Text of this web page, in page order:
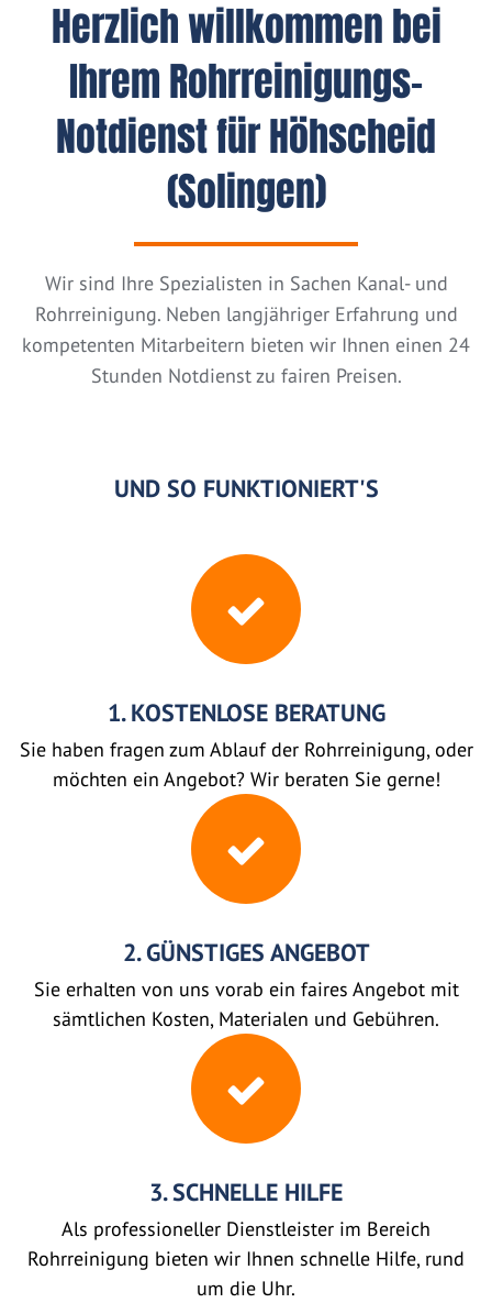
Herzlich willkommen bei
Ihrem Rohrreinigungs-
Notdienst für Höhscheid
(Solingen)
Wir sind Ihre Spezialisten in Sachen Kanal- und
Rohrreinigung. Neben langjähriger Erfahrung und
kompetenten Mitarbeitern bieten wir Ihnen einen 24
Stunden Notdienst zu fairen Preisen.
UND SO FUNKTIONIERT'S
1. KOSTENLOSE BERATUNG
Sie haben fragen zum Ablauf der Rohrreinigung, oder
möchten ein Angebot? Wir beraten Sie gerne!
2. GÜNSTIGES ANGEBOT
Sie erhalten von uns vorab ein faires Angebot mit
sämtlichen Kosten, Materialen und Gebühren.
3. SCHNELLE HILFE
Als professioneller Dienstleister im Bereich
Rohrreinigung bieten wir Ihnen schnelle Hilfe, rund
um die Uhr.